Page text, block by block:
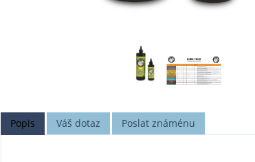
Popis Váš dotaz Poslat známénu